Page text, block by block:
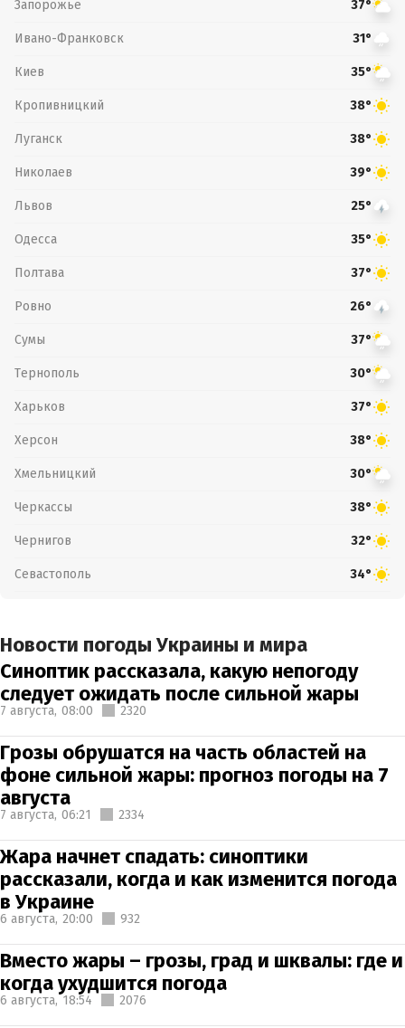
Запорожье 37°
Ивано-Франковск 31°
Киев 35°
Кропивницкий 38°
Луганск 38°
Николаев 39°
Львов 25°
Одесса 35°
Полтава 37°
Ровно 26°
Сумы 37°
Тернополь 30°
Харьков 37°
Херсон 38°
Хмельницкий 30°
Черкассы 38°
Чернигов 32°
Севастополь 34°
Новости погоды Украины и мира
Синоптик рассказала, какую непогоду
следует ожидать после сильной жары
7 августа, 08:00 2320
Грозы обрушатся на часть областей на
фоне сильной жары: прогноз погоды на 7
августа
7 августа, 06:21 2334
Жара начнет спадать: синоптики
рассказали, когда и как изменится погода
в Украине
6 августа, 20:00 932
Вместо жары – грозы, град и шквалы: где и
когда ухудшится погода
6 августа, 18:54 2076